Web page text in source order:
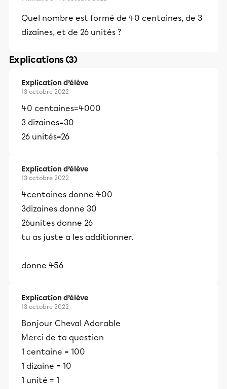
Quel nombre est formé de 40 centaines, de 3
dizaines, et de 26 unités ?
Explications (3)
Explication d’élève
13 octobre 2022
40 centaines=4000
3 dizaines=30
26 unités=26
Explication d’élève
13 octobre 2022
4centaines donne 400
3dizaines donne 30
26unites donne 26
tu as juste a les additionner.
donne 456
Explication d’élève
13 octobre 2022
Bonjour Cheval Adorable
Merci de ta question
1 centaine = 100
1 dizaine = 10
1 unité = 1